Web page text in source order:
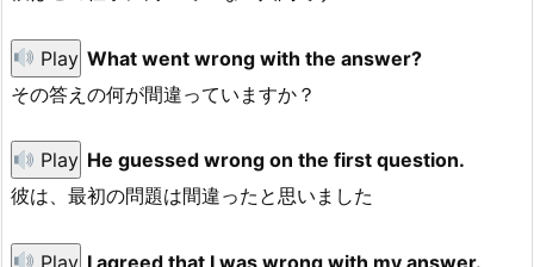
Play What went wrong with the answer?
その答えの何が間違っていますか？
Play He guessed wrong on the first question.
彼は、最初の問題は間違ったと思いました
Play I agreed that I was wrong with my answer.